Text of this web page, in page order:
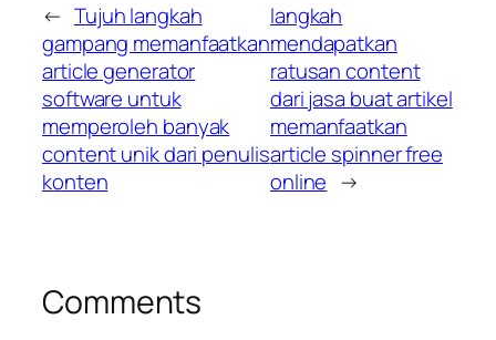
← Tujuh langkah
gampang memanfaatkan
article generator
software untuk
memperoleh banyak
content unik dari penulis
konten
langkah
mendapatkan
ratusan content
dari jasa buat artikel
memanfaatkan
article spinner free
online →
Comments